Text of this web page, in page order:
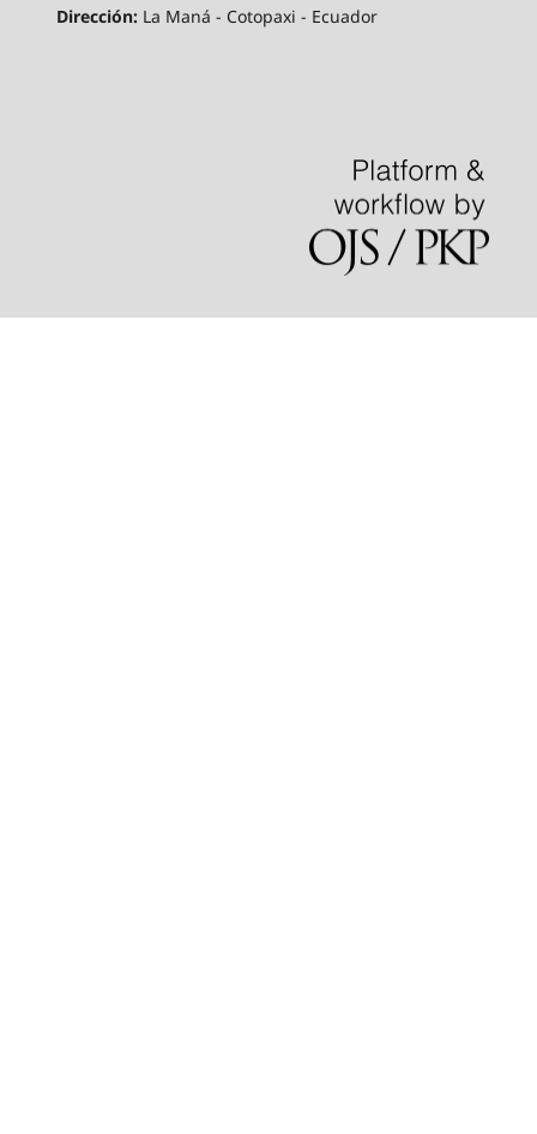
Dirección: La Maná - Cotopaxi - Ecuador